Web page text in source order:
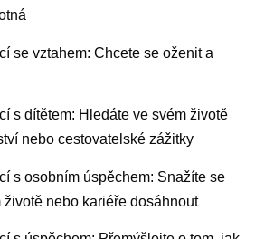
se vztahem: Chcete se oženit a
s dítětem: Hledáte ve svém životě
nebo cestovatelské zážitky
s osobním úspěchem: Snažíte se
životě nebo kariéře dosáhnout